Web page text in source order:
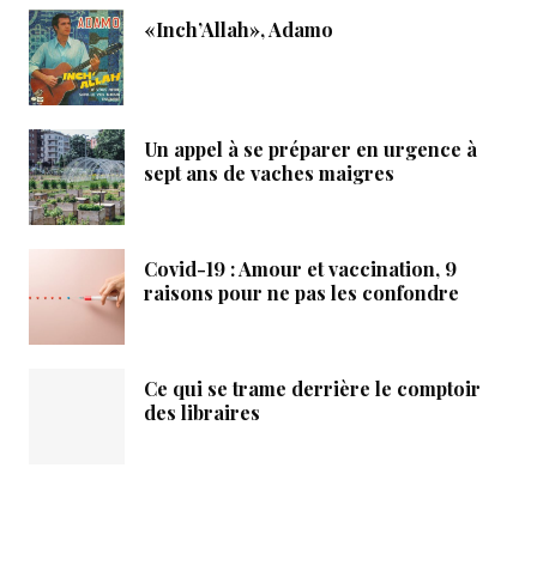
«Inch’Allah», Adamo
Un appel à se préparer en urgence à
sept ans de vaches maigres
Covid-19 : Amour et vaccination, 9
raisons pour ne pas les confondre
Ce qui se trame derrière le comptoir
des libraires